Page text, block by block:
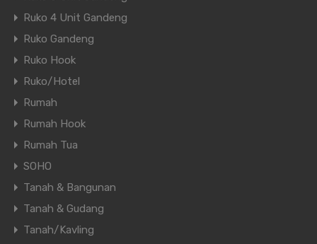
Ruko 4 Unit Gandeng
Ruko Gandeng
Ruko Hook
Ruko/Hotel
Rumah
Rumah Hook
Rumah Tua
SOHO
Tanah & Bangunan
Tanah & Gudang
Tanah/Kavling